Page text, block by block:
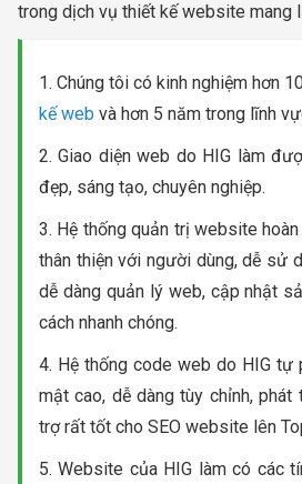
trong dịch vụ thiết kế website mang
1. Chúng tôi có kinh nghiệm hơn
kế web và hơn 5 năm trong lĩnh
2. Giao diện web do HIG làm
đẹp, sáng tạo, chuyên nghiệp.
3. Hệ thống quản trị website
thân thiện với người dùng, dễ sử
dễ dàng quản lý web, cập nhật
cách nhanh chóng.
4. Hệ thống code web do HIG tự
mật cao, dễ dàng tùy chỉnh, phát
trợ rất tốt cho SEO website lên
5. Website của HIG làm có các